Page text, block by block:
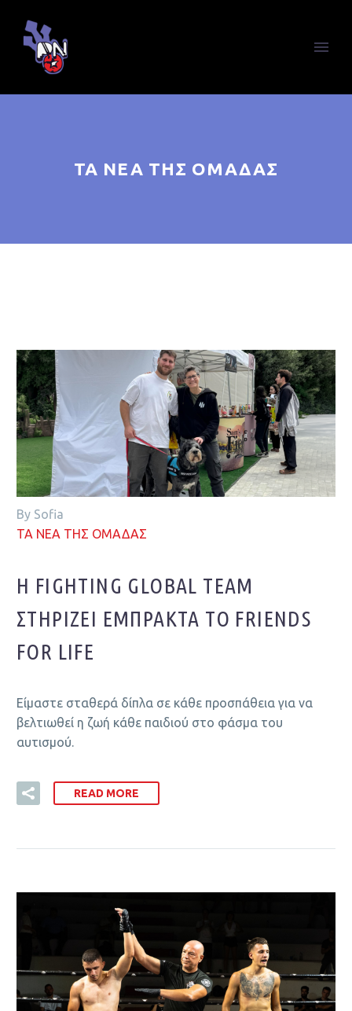
ΤΑ ΝΕΑ ΤΗΣ ΟΜΑΔΑΣ
By Sofia
ΤΑ ΝΕΑ ΤΗΣ ΟΜΑΔΑΣ
Η FIGHTING GLOBAL TEAM
ΣΤΗΡΊΖΕΙ ΈΜΠΡΑΚΤΑ ΤΟ FRIENDS
FOR LIFE
Είμαστε σταθερά δίπλα σε κάθε προσπάθεια για να
βελτιωθεί η ζωή κάθε παιδιού στο φάσμα του
αυτισμού.
READ MORE